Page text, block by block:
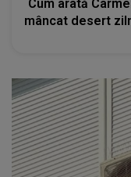
Cum arată
mâncat desert